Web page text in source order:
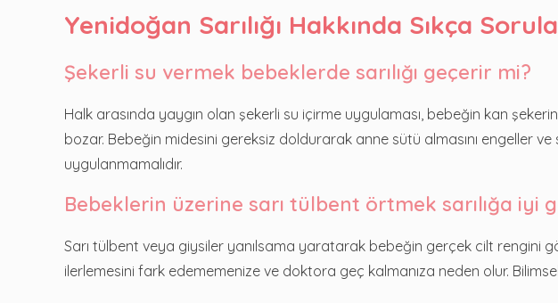
Yenidoğan Sarılığı Hakkında Sıkça
Şekerli su vermek bebeklerde sarılığı geçerir mi?
Halk arasında yaygın olan şekerli su içirme uygulaması, bebeğin kan
bozar. Bebeğin midesini gereksiz doldurarak anne sütü almasını engeller ve
uygulanmamalıdır.
Bebeklerin üzerine sarı tülbent örtmek sarılığa iyi
Sarı tülbent veya giysiler yanılsama yaratarak bebeğin gerçek cilt rengini
ilerlemesini fark edememenize ve doktora geç kalmanıza neden olur.